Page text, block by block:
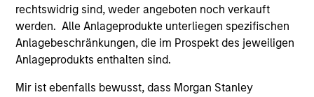
rechtswidrig sind, weder angeboten noch verkauft
werden. Alle Anlageprodukte unterliegen spezifischen
Anlagebeschränkungen, die im Prospekt des jeweiligen
Anlageprodukts enthalten sind.
Mir ist ebenfalls bewusst, dass Morgan Stanley